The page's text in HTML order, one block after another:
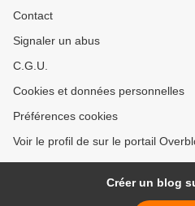
Contact
Signaler un abus
C.G.U.
Cookies et données personnelles
Préférences cookies
Voir le profil de sur le portail
Créer un blog